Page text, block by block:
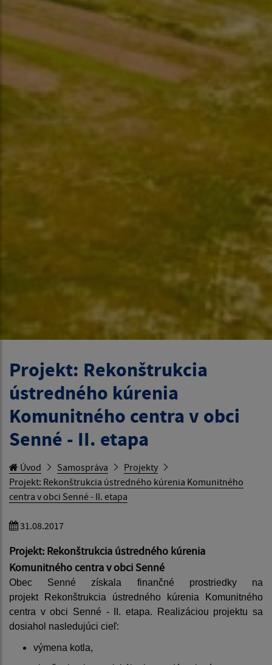
Projekt: Rekonštrukcia
ústredného kúrenia
Komunitného centra v obci
Senné - II. etapa
Úvod Samospráva
Projekty
Projekt: Rekonštrukcia ústredného kúrenia Komunitného
centra v obci Senné - II. etapa
31.08.2017
Projekt: Rekonštrukcia ústredného kúrenia
Komunitného centra v obci Senné
Obec Senné získala finančné prostriedky na
projekt
Rekonštrukcia ústredného kúrenia Komunitného
centra v obci Senné - II. etapa. Realizáciou projektu sa
dosiahol nasledujúci cieľ:
výmena kotla,